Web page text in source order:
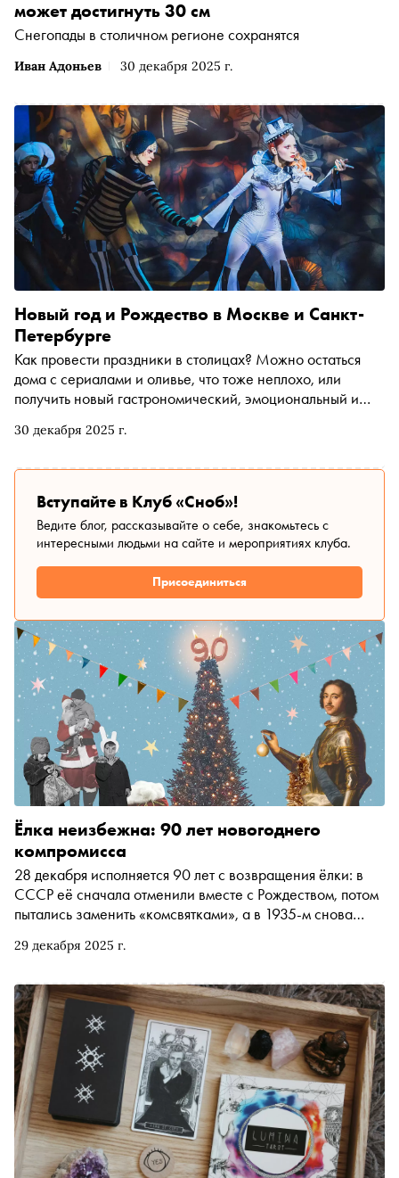
Иван Адоньев 30 декабря 2025 г.
может достигнуть 30 см
Снегопады в столичном регионе сохранятся
30 декабря 2025 г.
Новый год и Рождество в Москве и Санкт-
Петербурге
Как провести праздники в столицах? Можно остаться
дома с сериалами и оливье, что тоже неплохо, или
получить новый гастрономический, эмоциональный и
бранч, где пить чай от бабушки и есть лапшу из чайника,
новогодние каникулы
Вступайте в Клуб «Сноб»!
Ведите блог, рассказывайте о себе, знакомьтесь с
интересными людьми на сайте и мероприятиях клуба.
Присоединиться
29 декабря 2025 г.
Ёлка неизбежна: 90 лет новогоднего
компромисса
28 декабря исполняется 90 лет с возвращения ёлки: в
СССР её сначала отменили вместе с Рождеством, потом
пытались заменить «комсвятками», а в 1935-м снова
«Сноба» Дмитрий Самойлов вспоминает свою
этот праздник переживает любую эпоху — и почему от
него всё равно не сбежать, даже если очень хочется